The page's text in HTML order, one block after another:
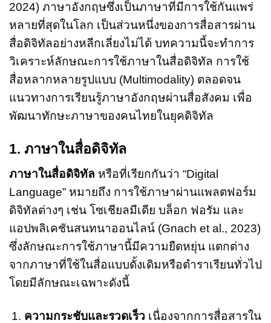
2024) ภาษาอังกฤษซึ่งเป็นภาษาที่มีการใช้กันแพร่
หลายที่สุดในโลก เป็นส่วนหนึ่งของการสื่อสารผ่าน
สื่อดิจิทัลอย่างหลีกเลี่ยงไม่ได้ บทความนี้จะทำการ
วิเคราะห์ลักษณะการใช้ภาษาในสื่อดิจิทัล การใช้
สื่อหลากหลายรูปแบบ (Multimodality) ตลอดจน
แนวทางการเรียนรู้ภาษาอังกฤษผ่านสื่อสังคม เพื่อ
พัฒนาทักษะภาษาของคนไทยในยุคดิจิทัล
1. ภาษาในสื่อดิจิทัล
ภาษาในสื่อดิจิทัล หรือที่เรียกกันว่า “Digital
Language” หมายถึง การใช้ภาษาผ่านแพลตฟอร์ม
ดิจิทัลต่างๆ เช่น โซเชียลมีเดีย บล็อก ฟอรัม และ
แอปพลิเคชันสนทนาออนไลน์ (Gnach et al., 2023)
ซึ่งลักษณะการใช้ภาษานี้มีความยืดหยุ่น แตกต่าง
จากภาษาที่ใช้ในสื่อแบบดั้งเดิมหรือตำราเรียนทั่วไป
โดยมีลักษณะเฉพาะดังนี้
ความกระชับและรวดเร็ว เนื่องจากการสื่อสารใน